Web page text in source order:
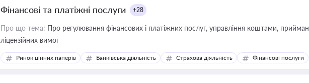
Фінансові та платіжні послуги +28
Про що тема: Про регулювання фінансових і платіжних послуг, управління коштами, приймання платежів та дотримання
ліцензійних вимог
Ринок цінних паперів Банківська діяльність Страхова діяльність Фінансові послуги